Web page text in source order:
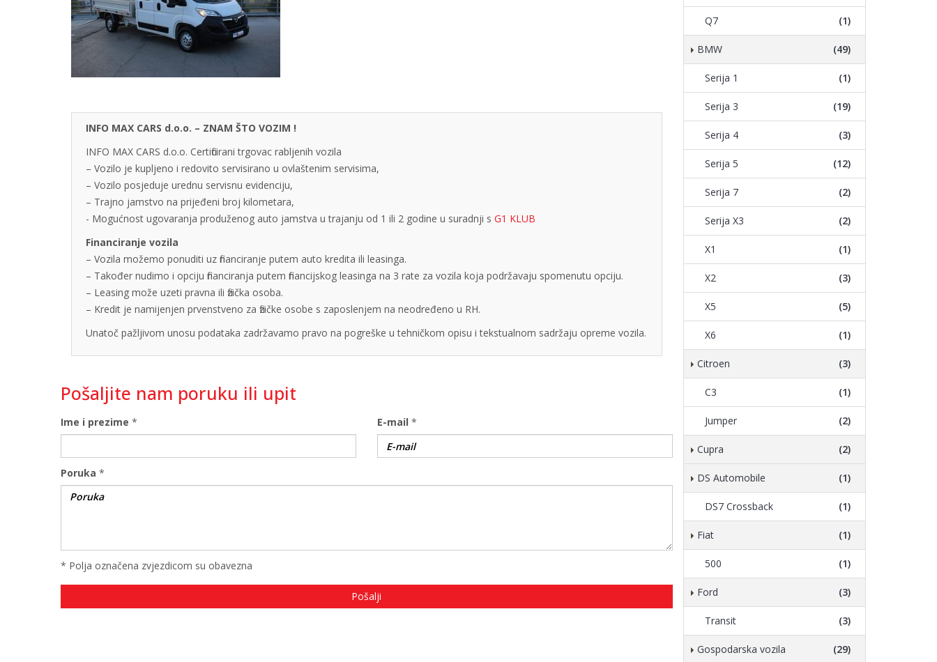
INFO MAX CARS d.o.o. – ZNAM ŠTO VOZIM !
INFO MAX CARS d.o.o. Certificirani trgovac rabljenih vozila
– Vozilo je kupljeno i redovito servisirano u ovlaštenim servisima,
– Vozilo posjeduje urednu servisnu evidenciju,
– Trajno jamstvo na prijeđeni broj kilometara,
- Mogućnost ugovaranja produženog auto jamstva u trajanju od 1 ili 2 godine u suradnji s G1 KLUB
Financiranje vozila
– Vozila možemo ponuditi uz financiranje putem auto kredita ili leasinga.
– Također nudimo i opciju financiranja putem financijskog leasinga na 3 rate za vozila koja podržavaju spomenutu opciju.
– Leasing može uzeti pravna ili fizička osoba.
– Kredit je namijenjen prvenstveno za fizičke osobe s zaposlenjem na neodređeno u RH.
Unatoč pažljivom unosu podataka zadržavamo pravo na pogreške u tehničkom opisu i tekstualnom sadržaju opreme vozila.
Pošaljite nam poruku ili upit
Ime i prezime * E-mail *
Poruka *
* Polja označena zvjezdicom su obavezna
Q7 (1)
BMW (49)
Serija 1 (1)
Serija 3 (19)
Serija 4 (3)
Serija 5 (12)
Serija 7 (2)
Serija X3 (2)
X1 (1)
X2 (3)
X5 (5)
X6 (1)
Citroen (3)
C3 (1)
Jumper (2)
Cupra (2)
DS Automobile (1)
DS7 Crossback (1)
Fiat (1)
500 (1)
Ford (3)
Transit (3)
Gospodarska vozila (29)